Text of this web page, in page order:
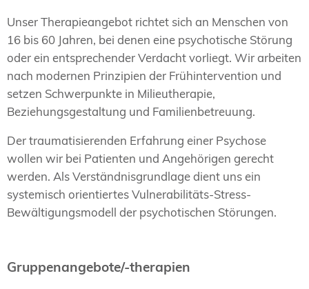
Unser Therapieangebot richtet sich an Menschen von
16 bis 60 Jahren, bei denen eine psychotische Störung
oder ein entsprechender Verdacht vorliegt. Wir arbeiten
nach modernen Prinzipien der Frühintervention und
setzen Schwerpunkte in Milieutherapie,
Beziehungsgestaltung und Familienbetreuung.
Der traumatisierenden Erfahrung einer Psychose
wollen wir bei Patienten und Angehörigen gerecht
werden. Als Verständnisgrundlage dient uns ein
systemisch orientiertes Vulnerabilitäts-Stress-
Bewältigungsmodell der psychotischen Störungen.
Gruppenangebote/-therapien